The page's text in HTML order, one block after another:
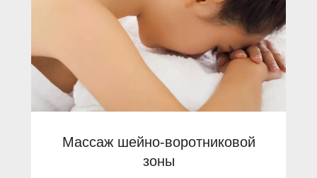
Массаж шейно-воротниковой
зоны